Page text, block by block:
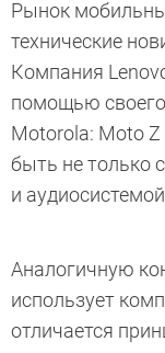
Рынок
технические
Компания
помощью
Motorola: Moto
быть не только
и
Аналогичную
использует
отличается